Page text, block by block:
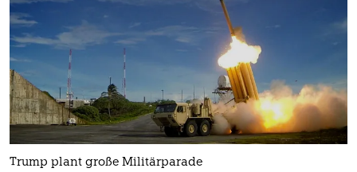
Trump plant große Militärparade